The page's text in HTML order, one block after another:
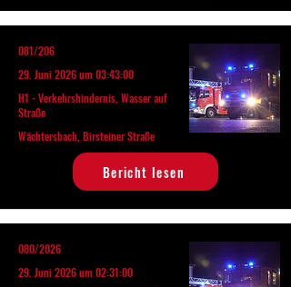
081/206
29. Juni 2026 um 03:43:00
H1 - Verkehrshindernis, Wasser auf
Straße
Wächtersbach, Birsteiner Straße
Bericht lesen
080/2026
29. Juni 2026 um 02:31:00